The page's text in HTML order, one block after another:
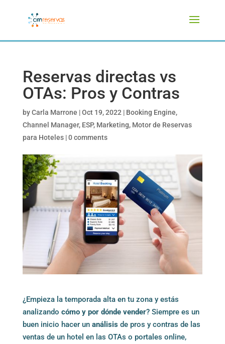
Reservas directas vs
OTAs: Pros y Contras
byCarla Marrone |Oct 19, 2022 | Booking Engine,
Channel Manager, ESP, Marketing, Motor de Reservas
para Hoteles|0 comments
¿Empieza la temporada alta en tu zona y estás
analizando cómo y por dónde vender? Siempre es un
buen inicio hacer un análisisde pros y contras de las
ventas de un hotel en las OTAs o portales online,